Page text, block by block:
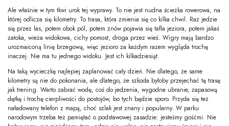
Ale właśnie w tym tkwi urok tej wyprawy. To nie jest nudna ścieżka rowerowa, na
której odlicza się kilometry. To trasa, która zmienia się co kilka chwil. Raz jedzie
się przez las, potem obok pól, potem znów pojawia się tafla jeziora, potem jakaś
zatoka, wieża widokowa, cichy pomost, droga przez wieś. Wigry mają bardzo
urozmaiconą linię brzegową, więc jezioro za każdym razem wygląda trochę
inaczej. Nie ma tu jednego widoku. Jest ich kilkadziesiąt.
Na taką wycieczkę najlepiej zaplanować cały dzień. Nie dlatego, że same
kilometry są nie do pokonania, ale dlatego, że szkoda byłoby przejechać tę trasę
jak trening. Warto zabrać wodę, coś do jedzenia, wygodne ubranie, zapasową
dętkę i trochę cierpliwości do postojów, bo tych będzie sporo. Przyda się też
naładowany telefon z mapą, choć szlak jest znany i popularny. W parku
narodowym trzeba też pamiętać o podstawowej zasadzie: jesteśmy gośćmi. Nie